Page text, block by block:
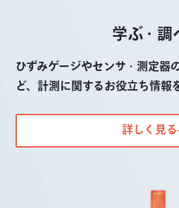
学ぶ・調
ひずみゲージやセンサ・測定器
ど、計測に関するお役立ち情報
詳しく見る